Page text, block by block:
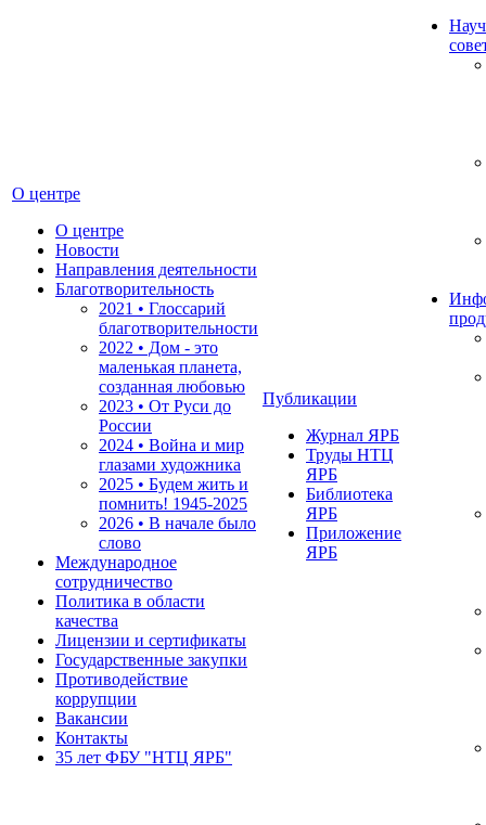
О центре
О центре
Новости
Направления деятельности
Благотворительность
2021 • Глоссарий
благотворительности
2022 • Дом - это
маленькая планета,
созданная любовью
2023 • От Руси до
России
2024 • Война и мир
глазами художника
2025 • Будем жить и
помнить! 1945-2025
2026 • В начале было
слово
Международное
сотрудничество
Политика в области
качества
Лицензии и сертификаты
Государственные закупки
Противодействие
коррупции
Вакансии
Контакты
35 лет ФБУ "НТЦ ЯРБ"
Публикации
Журнал ЯРБ
Труды НТЦ
ЯРБ
Библиотека
ЯРБ
Приложение
ЯРБ